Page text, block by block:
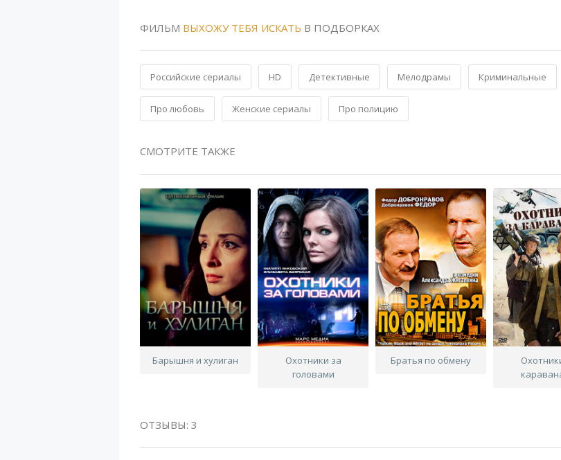
ФИЛЬМ ВЫХОЖУ ТЕБЯ ИСКАТЬ В ПОДБОРКАХ
Российские сериалы HD Детективные Мелодрамы Криминальные
Про любовь Женские сериалы Про полицию
СМОТРИТЕ ТАКЖЕ
Барышня и хулиган
Охотники за
головами
Братья по обмену
ОТЗЫВЫ: 3